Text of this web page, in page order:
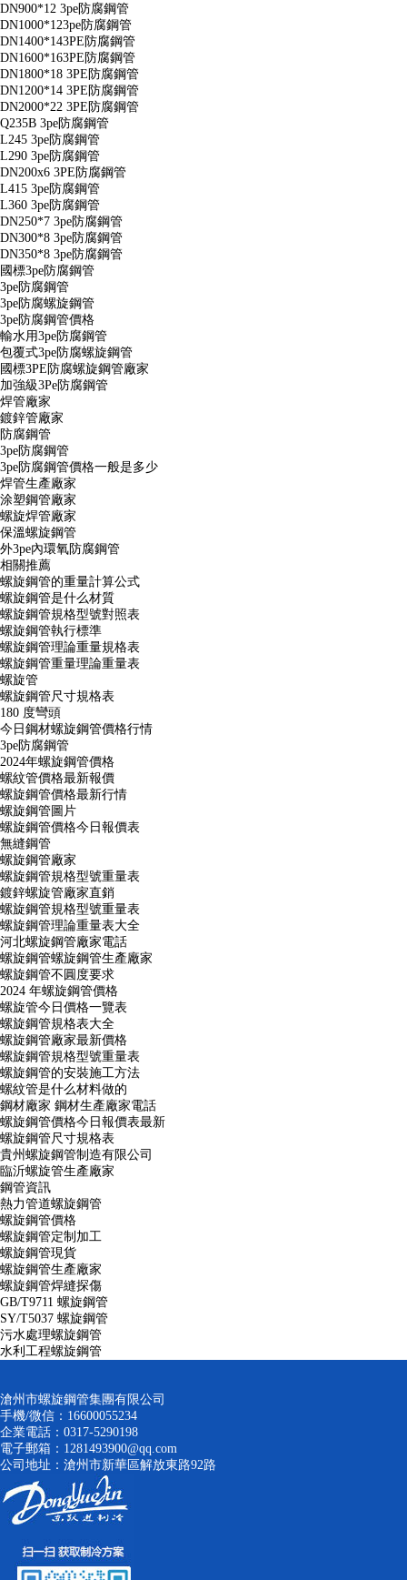
DN900*12 3pe防腐鋼管
DN1000*123pe防腐鋼管
DN1400*143PE防腐鋼管
DN1600*163PE防腐鋼管
DN1800*18 3PE防腐鋼管
DN1200*14 3PE防腐鋼管
DN2000*22 3PE防腐鋼管
Q235B 3pe防腐鋼管
L245 3pe防腐鋼管
L290 3pe防腐鋼管
DN200x6 3PE防腐鋼管
L415 3pe防腐鋼管
L360 3pe防腐鋼管
DN250*7 3pe防腐鋼管
DN300*8 3pe防腐鋼管
DN350*8 3pe防腐鋼管
國標3pe防腐鋼管
3pe防腐鋼管
3pe防腐螺旋鋼管
3pe防腐鋼管價格
輸水用3pe防腐鋼管
包覆式3pe防腐螺旋鋼管
國標3PE防腐螺旋鋼管廠家
加強級3Pe防腐鋼管
焊管廠家
鍍鋅管廠家
防腐鋼管
3pe防腐鋼管
3pe防腐鋼管價格一般是多少
焊管生產廠家
涂塑鋼管廠家
螺旋焊管廠家
保溫螺旋鋼管
外3pe內環氧防腐鋼管
相關推薦
螺旋鋼管的重量計算公式
螺旋鋼管是什么材質
螺旋鋼管規格型號對照表
螺旋鋼管執行標準
螺旋鋼管理論重量規格表
螺旋鋼管重量理論重量表
螺旋管
螺旋鋼管尺寸規格表
180 度彎頭
今日鋼材螺旋鋼管價格行情
3pe防腐鋼管
2024年螺旋鋼管價格
螺紋管價格最新報價
螺旋鋼管價格最新行情
螺旋鋼管圖片
螺旋鋼管價格今日報價表
無縫鋼管
螺旋鋼管廠家
螺旋鋼管規格型號重量表
鍍鋅螺旋管廠家直銷
螺旋鋼管規格型號重量表
螺旋鋼管理論重量表大全
河北螺旋鋼管廠家電話
螺旋鋼管螺旋鋼管生產廠家
螺旋鋼管不圓度要求
2024 年螺旋鋼管價格
螺旋管今日價格一覽表
螺旋鋼管規格表大全
螺旋鋼管廠家最新價格
螺旋鋼管規格型號重量表
螺旋鋼管的安裝施工方法
螺紋管是什么材料做的
鋼材廠家 鋼材生產廠家電話
螺旋鋼管價格今日報價表最新
螺旋鋼管尺寸規格表
貴州螺旋鋼管制造有限公司
臨沂螺旋管生產廠家
鋼管資訊
熱力管道螺旋鋼管
螺旋鋼管價格
螺旋鋼管定制加工
螺旋鋼管現貨
螺旋鋼管生產廠家
螺旋鋼管焊縫探傷
GB/T9711 螺旋鋼管
SY/T5037 螺旋鋼管
污水處理螺旋鋼管
水利工程螺旋鋼管
滄州市螺旋鋼管集團有限公司
手機/微信：16600055234
企業電話：0317-5290198
電子郵箱：1281493900@qq.com
公司地址：滄州市新華區解放東路92路